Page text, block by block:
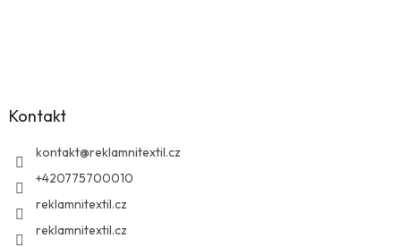
Kontakt
kontakt@reklamnitextil.cz
+420775700010
reklamnitextil.cz
reklamnitextil.cz